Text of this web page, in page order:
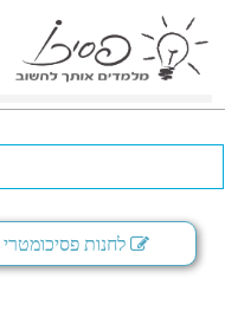
לחנות פסיכומטרי